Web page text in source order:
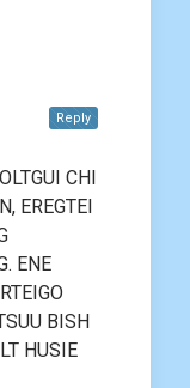
CHI
EREGTEI
ENE
BISH
HUSIE
Reply